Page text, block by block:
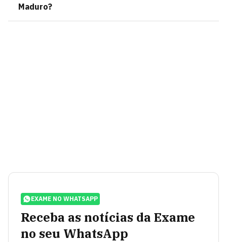
Maduro?
EXAME NO WHATSAPP
Receba as notícias da Exame
no seu WhatsApp